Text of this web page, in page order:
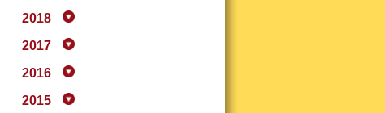
2018
2017
2016
2015